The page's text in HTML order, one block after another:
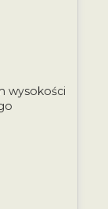
wysokości